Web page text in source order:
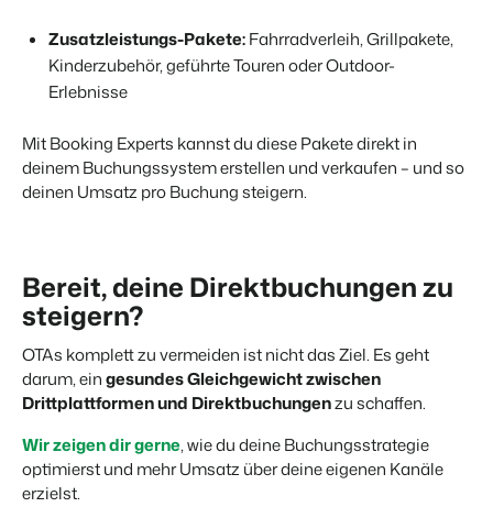
Zusatzleistungs-Pakete:Fahrradverleih, Grillpakete,
Kinderzubehör, geführte Touren oder Outdoor-
Erlebnisse
Mit Booking Experts kannst du diese Pakete direkt in
deinem Buchungssystem erstellen und verkaufen – und so
deinen Umsatz pro Buchung steigern.
Bereit, deine Direktbuchungen zu
steigern?
OTAs komplett zu vermeiden ist nicht das Ziel. Es geht
darum, eingesundes Gleichgewicht zwischen
Drittplattformen und Direktbuchungenzu schaffen.
Wir zeigen dir gerne, wie du deine Buchungsstrategie
optimierst und mehr Umsatz über deine eigenen Kanäle
erzielst.